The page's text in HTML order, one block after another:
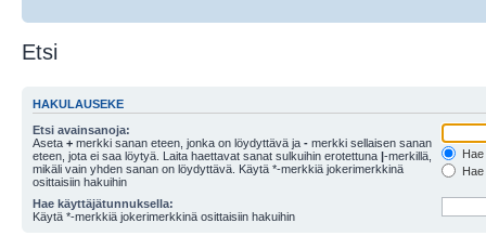
Etsi
HAKULAUSEKE
Etsi avainsanoja:
Aseta + merkki sanan eteen, jonka on löydyttävä ja - merkki sellaisen sanan
eteen, jota ei saa löytyä. Laita haettavat sanat sulkuihin erotettuna |-merkillä,
mikäli vain yhden sanan on löydyttävä. Käytä *-merkkiä jokerimerkkinä
osittaisiin hakuihin
Hae käyttäjätunnuksella:
Käytä *-merkkiä jokerimerkkinä osittaisiin hakuihin